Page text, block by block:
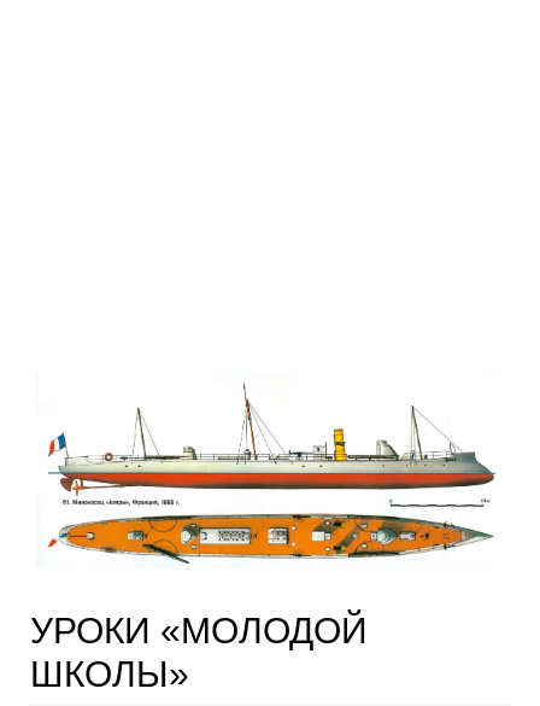
УРОКИ «МОЛОДОЙ
ШКОЛЫ»